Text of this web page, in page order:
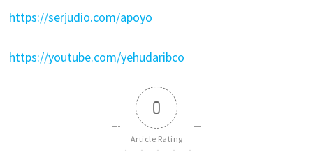
https://serjudio.com/apoyo
https://youtube.com/yehudaribco
0
Article Rating